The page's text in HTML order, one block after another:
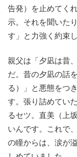
告発）を止めてく
示。それを聞いた
す」と力強く約束し
親父は「夕凪は昔
だ。昔の夕凪の話
る）」と悪態をつ
す。張り詰めてい
るセツ。直美（上
いんです。これで
の瞳からは、涙が